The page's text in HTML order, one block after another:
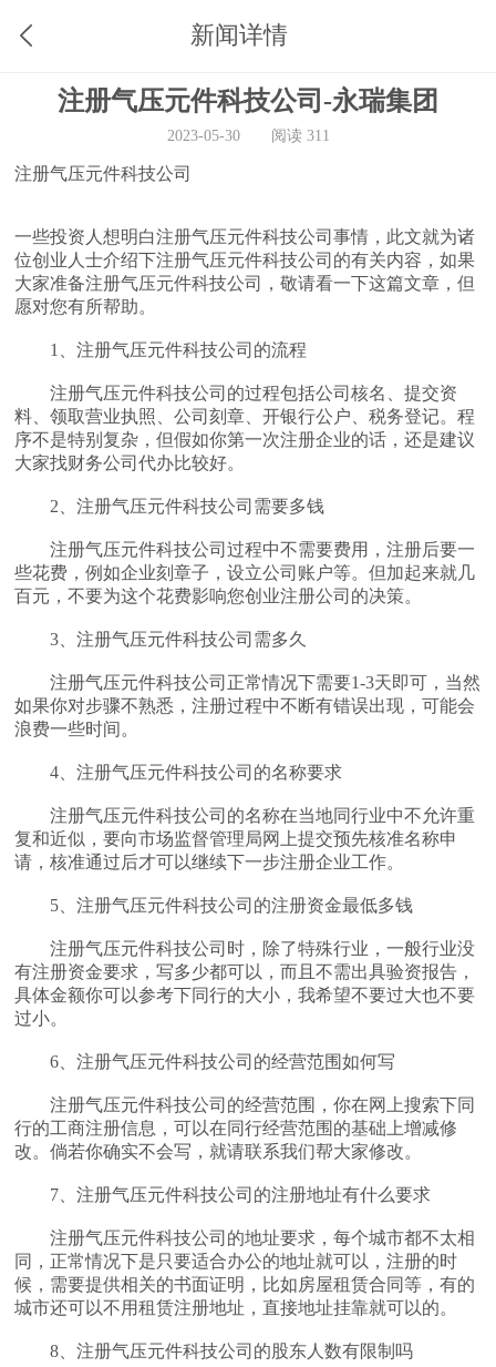
新闻详情
注册气压元件科技公司-永瑞集团
2023-05-30 阅读 311
注册气压元件科技公司
一些投资人想明白注册气压元件科技公司事情，此文就为诸
位创业人士介绍下注册气压元件科技公司的有关内容，如果
大家准备注册气压元件科技公司，敬请看一下这篇文章，但
愿对您有所帮助。
1、注册气压元件科技公司的流程
注册气压元件科技公司的过程包括公司核名、提交资
料、领取营业执照、公司刻章、开银行公户、税务登记。程
序不是特别复杂，但假如你第一次注册企业的话，还是建议
大家找财务公司代办比较好。
2、注册气压元件科技公司需要多钱
注册气压元件科技公司过程中不需要费用，注册后要一
些花费，例如企业刻章子，设立公司账户等。但加起来就几
百元，不要为这个花费影响您创业注册公司的决策。
3、注册气压元件科技公司需多久
注册气压元件科技公司正常情况下需要1-3天即可，当然
如果你对步骤不熟悉，注册过程中不断有错误出现，可能会
浪费一些时间。
4、注册气压元件科技公司的名称要求
注册气压元件科技公司的名称在当地同行业中不允许重
复和近似，要向市场监督管理局网上提交预先核准名称申
请，核准通过后才可以继续下一步注册企业工作。
5、注册气压元件科技公司的注册资金最低多钱
注册气压元件科技公司时，除了特殊行业，一般行业没
有注册资金要求，写多少都可以，而且不需出具验资报告，
具体金额你可以参考下同行的大小，我希望不要过大也不要
过小。
6、注册气压元件科技公司的经营范围如何写
注册气压元件科技公司的经营范围，你在网上搜索下同
行的工商注册信息，可以在同行经营范围的基础上增减修
改。倘若你确实不会写，就请联系我们帮大家修改。
7、注册气压元件科技公司的注册地址有什么要求
注册气压元件科技公司的地址要求，每个城市都不太相
同，正常情况下是只要适合办公的地址就可以，注册的时
候，需要提供相关的书面证明，比如房屋租赁合同等，有的
城市还可以不用租赁注册地址，直接地址挂靠就可以的。
8、注册气压元件科技公司的股东人数有限制吗